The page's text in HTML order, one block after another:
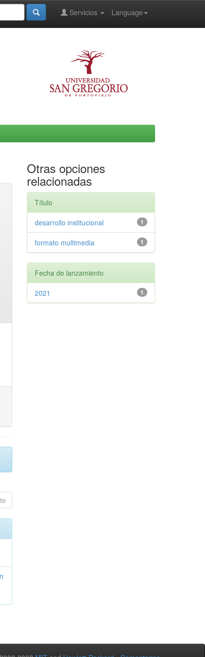
Language
Servicios
Otras opciones
relacionadas
Título
1
desarrollo institucional
1
formato multimedia
Fecha de lanzamiento
1
2021